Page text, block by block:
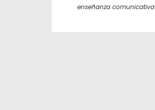
enseñanza comunicativa